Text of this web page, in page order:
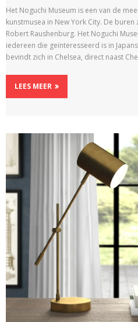
Het Noguchi Museum is een van de
kunstmusea in New York City. De
Robert Raushenburg. Het Noguchi
iedereen die geïnteresseerd is in
bevindt zich in Chelsea, direct naast
LEES MEER